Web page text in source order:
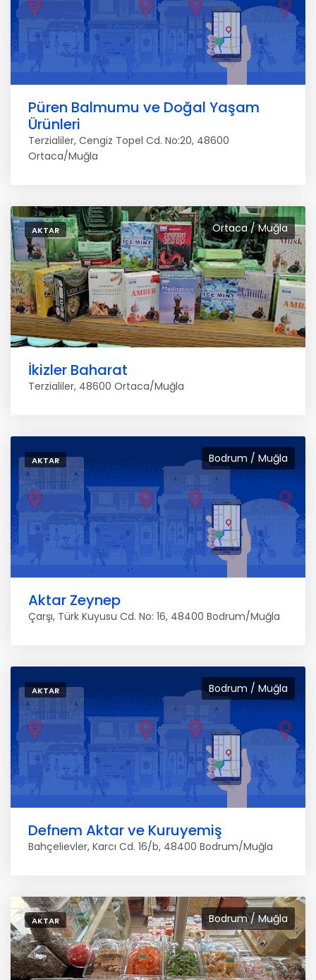
Püren Balmumu ve Doğal Yaşam
Ürünleri
Terzialiler, Cengiz Topel Cd. No:20, 48600
Ortaca/Muğla
Ortaca / Muğla
AKTAR
İkizler Baharat
Terzialiler, 48600 Ortaca/Muğla
Bodrum / Muğla
AKTAR
Aktar Zeynep
Çarşı, Türk Kuyusu Cd. No: 16, 48400 Bodrum/Muğla
Bodrum / Muğla
AKTAR
Defnem Aktar ve Kuruyemiş
Bahçelievler, Karcı Cd. 16/b, 48400 Bodrum/Muğla
Bodrum / Muğla
AKTAR